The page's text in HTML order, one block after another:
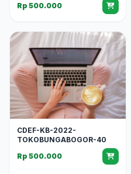
Rp 500.000
CDEF-KB-2022-
TOKOBUNGABOGOR-40
Rp 500.000